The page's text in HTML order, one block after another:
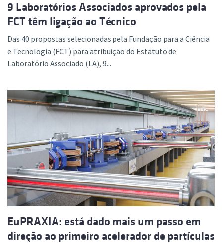
9 Laboratórios Associados aprovados pela
FCT têm ligação ao Técnico
Das 40 propostas selecionadas pela Fundação para a Ciência
e Tecnologia (FCT) para atribuição do Estatuto de
Laboratório Associado (LA), 9...
EuPRAXIA: está dado mais um passo em
direção ao primeiro acelerador de partículas